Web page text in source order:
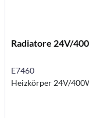
Radiatore 24V/
E7460
Heizkörper 24V/